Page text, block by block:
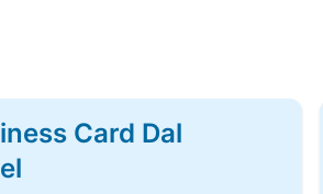
Card Dal